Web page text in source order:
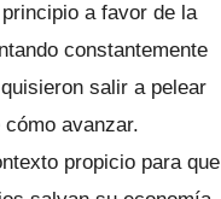
a favor de la
constantemente
salir a pelear
avanzar.
propicio para que